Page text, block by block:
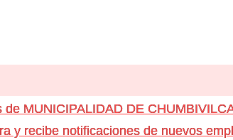
MUNICIPALIDAD DE
y recibe notificaciones de nuevos